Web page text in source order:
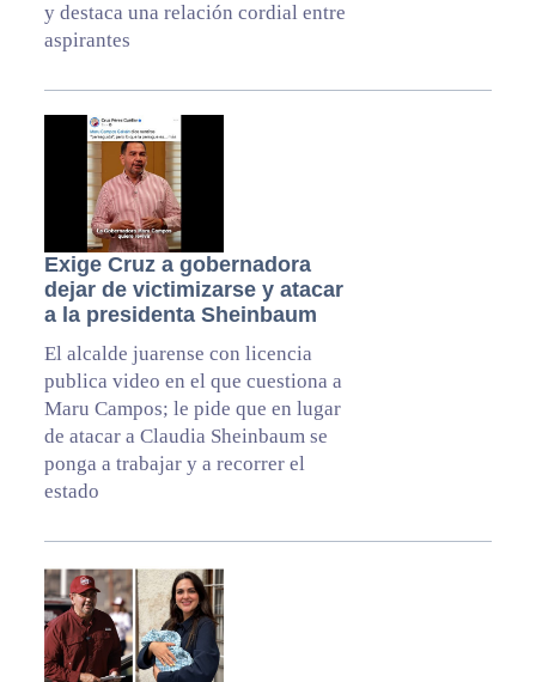
y destaca una relación cordial entre
aspirantes
Exige Cruz a gobernadora
dejar de victimizarse y atacar
a la presidenta Sheinbaum
El alcalde juarense con licencia
publica video en el que cuestiona a
Maru Campos; le pide que en lugar
de atacar a Claudia Sheinbaum se
ponga a trabajar y a recorrer el
estado